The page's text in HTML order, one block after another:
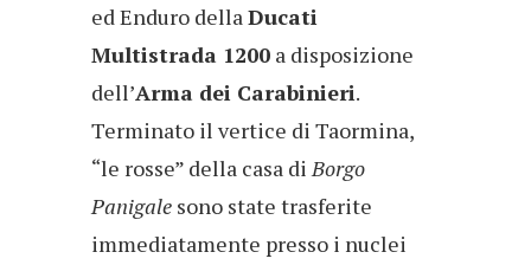
ed Enduro dellaDucati
Multistrada 1200 a disposizione
dell’Arma dei Carabinieri.
Terminato il vertice di Taormina,
“le rosse” della casa diBorgo
Panigale sono state trasferite
immediatamente presso i nuclei